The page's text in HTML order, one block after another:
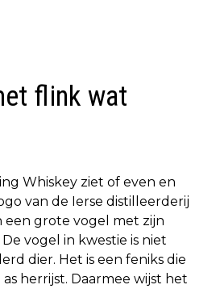
flink wat
Whiskey ziet of even en
van de Ierse distilleerderij
een grote vogel met zijn
vogel in kwestie is niet
dier. Het is een feniks die
herrijst. Daarmee wijst het